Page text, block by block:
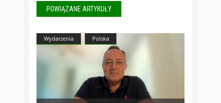
POWIĄZANE ARTYKUŁY
Wydarzenia Polska